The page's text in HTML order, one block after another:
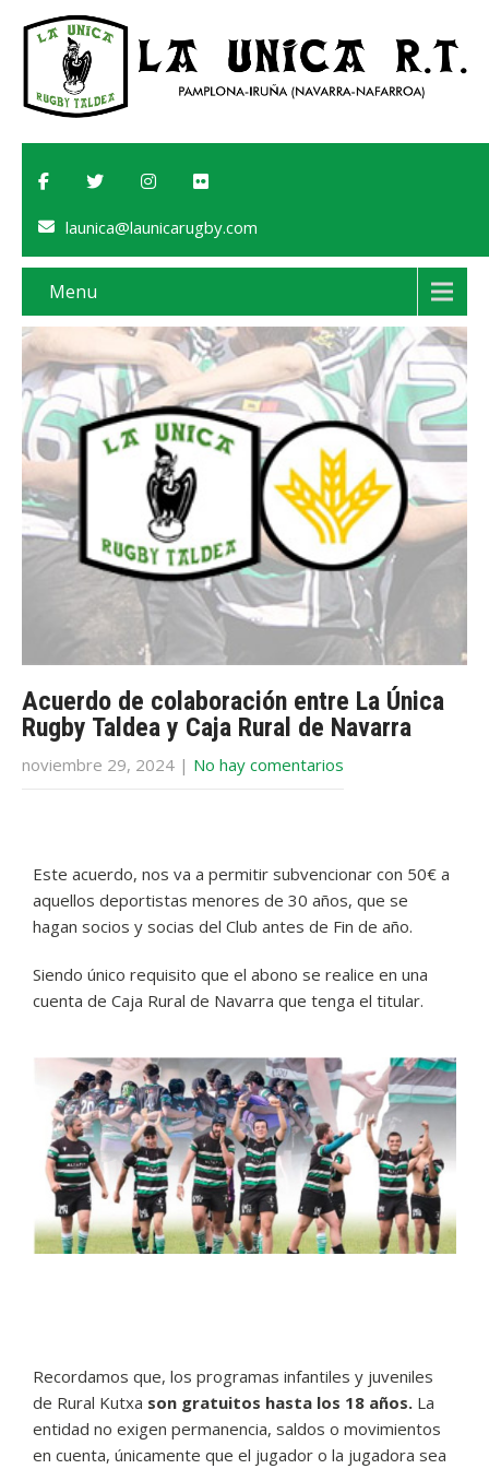
launica@launicarugby.com
Menu
Acuerdo de colaboración entre La Única
Rugby Taldea y Caja Rural de Navarra
noviembre 29, 2024 | No hay comentarios
Este acuerdo, nos va a permitir subvencionar con 50€ a
aquellos deportistas menores de 30 años, que se
hagan socios y socias del Club antes de Fin de año.
Siendo único requisito que el abono se realice en una
cuenta de Caja Rural de Navarra que tenga el titular.
Recordamos que, los programas infantiles y juveniles
de Rural Kutxa son gratuitos hasta los 18 años. La
entidad no exigen permanencia, saldos o movimientos
en cuenta, únicamente que el jugador o la jugadora sea